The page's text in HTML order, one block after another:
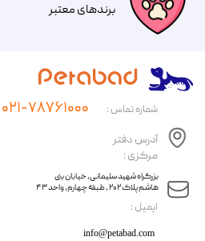
​​برندهای معتبر​​​​​​​
​ایمیل :
آدرس دفتر
مرکزی :
info@petabad.com
​​بزرگراه شهید سلیمانی، خیابان بنی
هاشم پلاک ۲۰۲ ، طبقه چهارم، واحد ۴۳
شماره تماس : ۰۲۱-۷۸۷۶۱۰۰۰